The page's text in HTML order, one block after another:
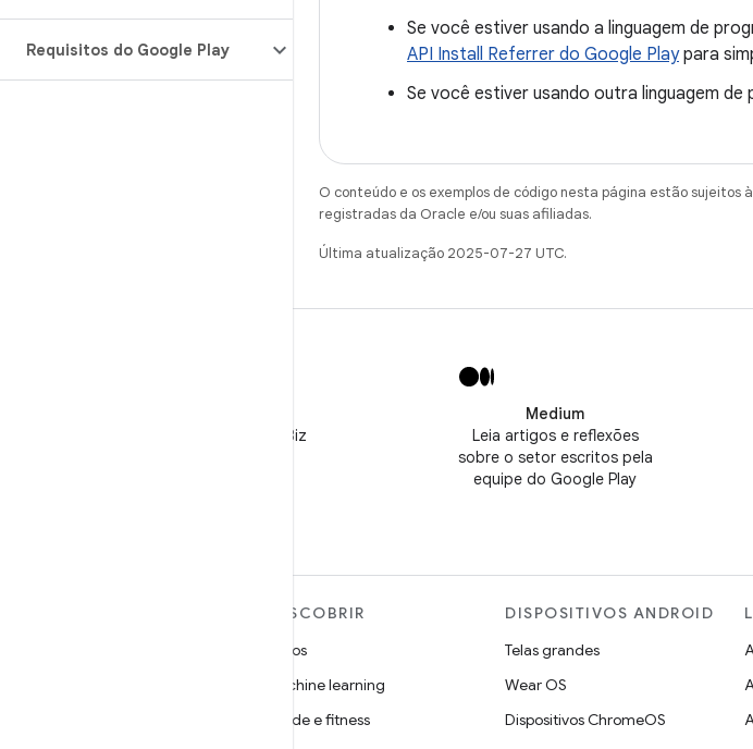
Requisitos do Google Play
Se você estiver usando a linguagem de
API Install Referrer do Google Playpara
Se você estiver usando outra linguagem de
O conteúdo e os exemplos de código nesta página estão sujeitos
registradas da Oracle e/ou suas afiliadas.
Última atualização 2025-07-27 UTC.
Siga o perfil @GooglePlayBiz
Medium
Leia artigos e reflexões
sobre o setor escritos pela
equipe do Google Play
DESCOBRIR
Jogos
Machine learning
Saúde e fitness
DISPOSITIVOS ANDROID
Telas grandes
Wear OS
Dispositivos ChromeOS